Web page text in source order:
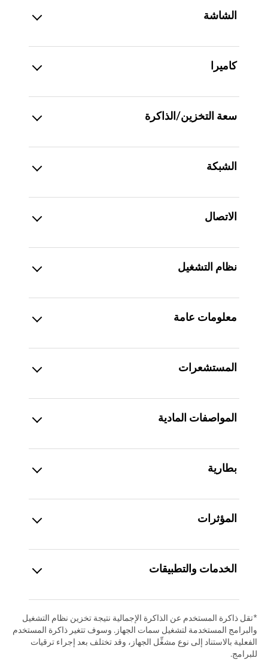
الشاشة
كاميرا
سعة التخزين/الذاكرة
الشبكة
الاتصال
نظام التشغيل
معلومات عامة
المستشعرات
المواصفات المادية
بطارية
المؤثرات
الخدمات والتطبيقات
*تقل ذاكرة المستخدم عن الذاكرة الإجمالية نتيجة تخزين نظام التشغيل
والبرامج المستخدمة لتشغيل سمات الجهاز. وسوف تتغير ذاكرة المستخدم
الفعلية بالاستناد إلى نوع مشغِّل الجهاز، وقد تختلف بعد إجراء ترقيات
للبرامج.